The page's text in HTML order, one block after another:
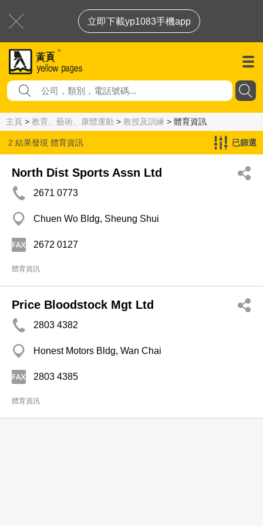
立即下載yp1083手機app
主頁 > 教育、藝術、康體運動 > 教授及訓練 > 體育資訊
2 結果發現 體育資訊 已篩選
North Dist Sports Assn Ltd
2671 0773
Chuen Wo Bldg, Sheung Shui
2672 0127
體育資訊
Price Bloodstock Mgt Ltd
2803 4382
Honest Motors Bldg, Wan Chai
2803 4385
體育資訊